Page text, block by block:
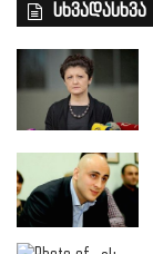
სხვადასხვა